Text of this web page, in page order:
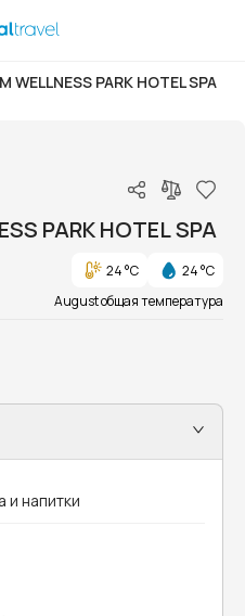
WELLNESS PARK HOTEL SPA
PARK HOTEL SPA
24 °C
24 °C
August общая температура
и напитки